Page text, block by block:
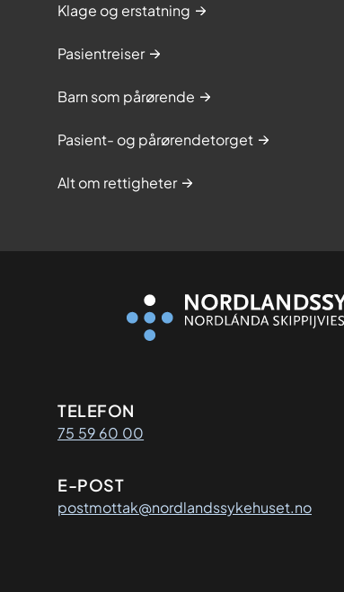
Klage og erstatning
Pasientreiser
Barn som pårørende
Pasient- og pårørendetorget
Alt om rettigheter
Kontaktinformasjon
TELEFON
75 59 60 00
E-POST
postmottak@nordlandssykehuset.no